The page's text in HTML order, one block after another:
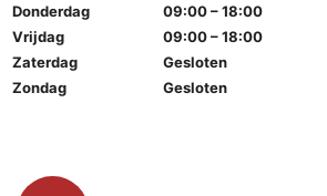
Donderdag
09:00 – 18:00
Vrijdag
09:00 – 18:00
Zaterdag
Gesloten
Zondag
Gesloten